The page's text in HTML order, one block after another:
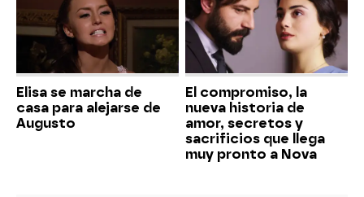
Elisa se marcha de
casa para alejarse de
Augusto
El compromiso, la
nueva historia de
amor, secretos y
sacrificios que llega
muy pronto a Nova